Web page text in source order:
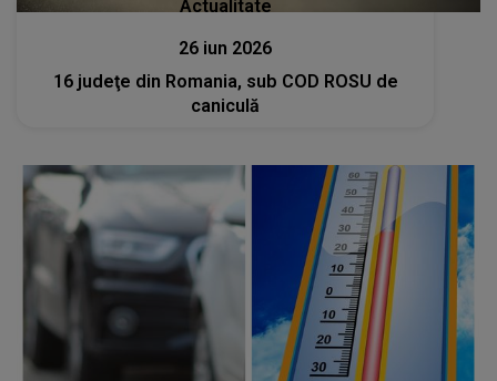
Actualitate
26 iun 2026
16 judeţe din Romania, sub COD ROSU de
caniculă